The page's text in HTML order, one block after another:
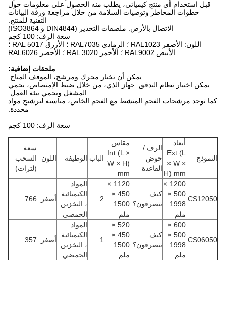
قبل استخدام أي منتج كيميائي، يطلب منه الحصول على معلومات حول
خطوات المخاطر وتوصيات السلامة من خلال مراجعة ورقة البيانات
التقنية للمنتج.
الاتصال بالأرض. ملصقات التحذير (DIN4844 و ISO3864)
سعة الرف: 100 كجم
اللون: الأصفر RAL1023 ؛ الرمادي RAL7035 ؛ الأزرق RAL 5017 ؛
الأبيض RAL9002 ؛ الأحمر RAL 3020 ؛ الأخضر RAL6026
ملحقات إضافية:
يمكن أن تختار محرك ومرشح، الموقف المتاح.
يمكن اختيار نظام التدفق: جهاز الذي، من خلال ضبط الإمتصاص، يحمي
المشغل ويحمي بيئة العمل.
كما توجد مرشحات الفحم المنشط مع الفحم الخاص، مناسبة لترشيح مواد
محددة.
سعة الرف: 100 كجم
النموذج
أبعاد
Ext (L
× W ×
H) mm
الرف /
حوض
القاعدة
مقاس
Int (L ×
W × H)
mm
الباب الوظيفة اللون
سعة
السحب
(لترات)
CS12050
1200 ×
500 ×
1998
ملم
كيف
تتصرفون؟
1120 ×
450 ×
1500
ملم
المواد
الكيميائية
، التخزين
الحمضي
أصفر 766
CS06050
600 ×
500 ×
1998
ملم
كيف
تتصرفون؟
520 ×
450 ×
1500
ملم
المواد
الكيميائية
، التخزين
الحمضي
أصفر 357